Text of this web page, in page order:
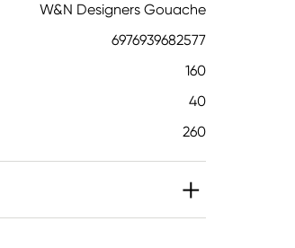
W&N Designers Gouache
6976939682577
160
40
260